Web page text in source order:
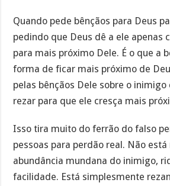
Quando pede bênçãos para Deus
pedindo que Deus dê a ele apenas
para mais próximo Dele. É o que a
forma de ficar mais próximo de
pelas bênçãos Dele sobre o
rezar para que ele cresça mais
Isso tira muito do ferrão do falso
pessoas para perdão real. Não está
abundância mundana do inimigo,
facilidade. Está simplesmente